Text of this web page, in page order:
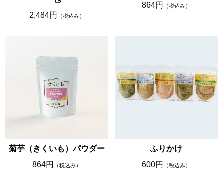
2,484円
（税込み）
864円
（税込み）
菊芋（きくいも）パウダー
864円
（税込み）
ふりかけ
600円
（税込み）